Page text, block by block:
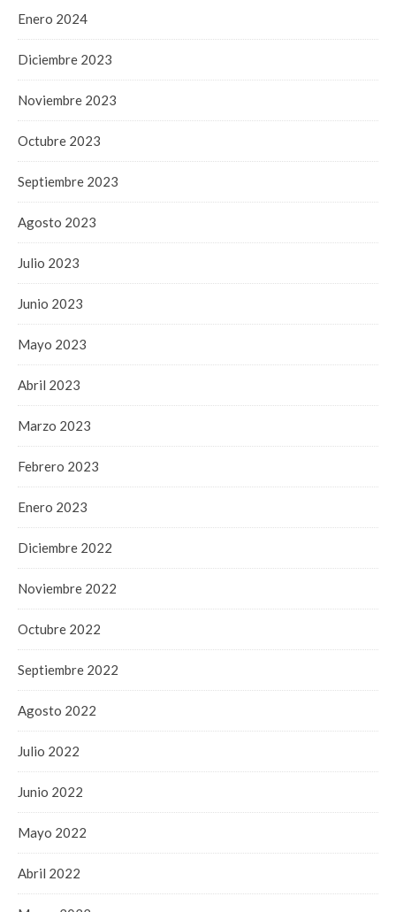
Enero 2024
Diciembre 2023
Noviembre 2023
Octubre 2023
Septiembre 2023
Agosto 2023
Julio 2023
Junio 2023
Mayo 2023
Abril 2023
Marzo 2023
Febrero 2023
Enero 2023
Diciembre 2022
Noviembre 2022
Octubre 2022
Septiembre 2022
Agosto 2022
Julio 2022
Junio 2022
Mayo 2022
Abril 2022